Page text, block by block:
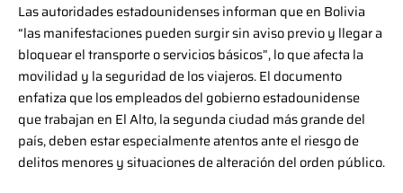
Las autoridades estadounidenses informan que en Bolivia
“las manifestaciones pueden surgir sin aviso previo y llegar a
bloquear el transporte o servicios básicos”, lo que afecta la
movilidad y la seguridad de los viajeros. El documento
enfatiza que los empleados del gobierno estadounidense
que trabajan en El Alto, la segunda ciudad más grande del
país, deben estar especialmente atentos ante el riesgo de
delitos menores y situaciones de alteración del orden público.